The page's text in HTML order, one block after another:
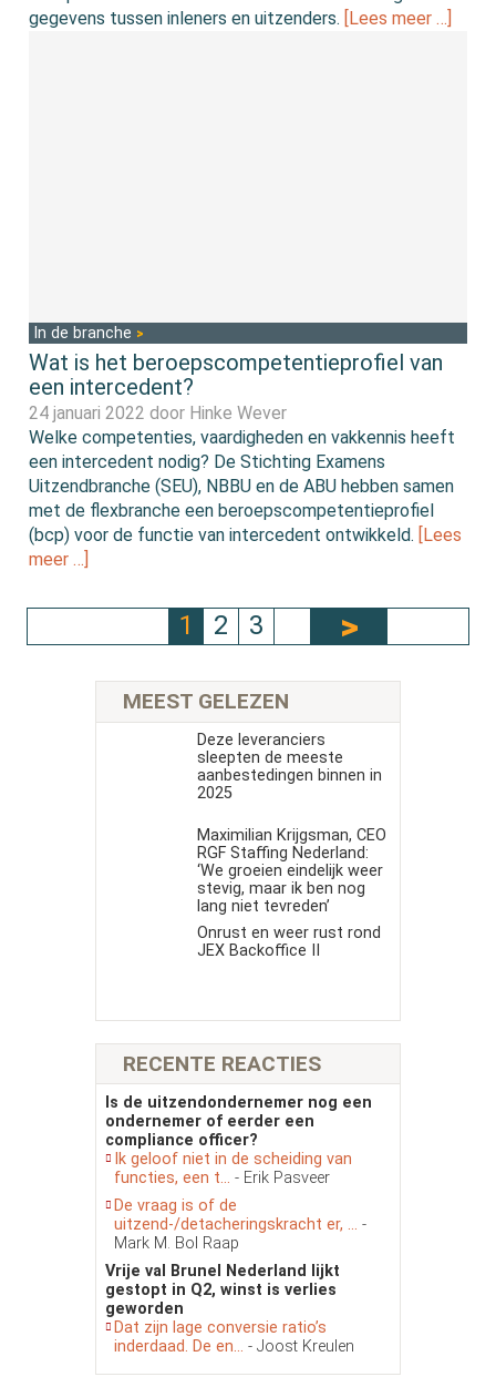
gegevens tussen inleners en uitzenders. [Lees meer …]
In de branche
Wat is het beroepscompetentieprofiel van
een intercedent?
24 januari 2022 door Hinke Wever
Welke competenties, vaardigheden en vakkennis heeft
een intercedent nodig? De Stichting Examens
Uitzendbranche (SEU), NBBU en de ABU hebben samen
met de flexbranche een beroepscompetentieprofiel
(bcp) voor de functie van intercedent ontwikkeld.
[Lees
meer …]
1 2 3
MEEST GELEZEN
Deze leveranciers
sleepten de meeste
aanbestedingen binnen in
2025
Maximilian Krijgsman, CEO
RGF Staffing Nederland:
‘We groeien eindelijk weer
stevig, maar ik ben nog
lang niet tevreden’
Onrust en weer rust rond
JEX Backoffice II
RECENTE REACTIES
Is de uitzendondernemer nog een
ondernemer of eerder een
compliance officer?
Ik geloof niet in de scheiding van
functies, een t... - Erik Pasveer
De vraag is of de
uitzend-/detacheringskracht er, ... -
Mark M. Bol Raap
Vrije val Brunel Nederland lijkt
gestopt in Q2, winst is verlies
geworden
Dat zijn lage conversie ratio’s
inderdaad. De en... - Joost Kreulen